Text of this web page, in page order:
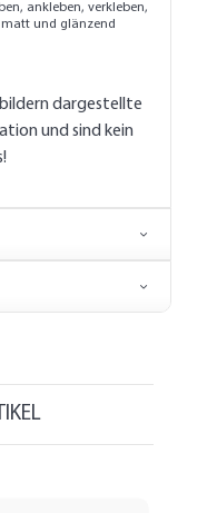
ankleben, verkleben,
matt und glänzend
dargestellte
und sind kein